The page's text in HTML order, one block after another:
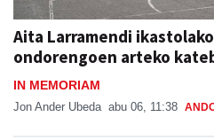
Aita Larramendi
ondorengoen arteko
IN MEMORIAM
Jon Ander Ubeda abu 06, 11:38